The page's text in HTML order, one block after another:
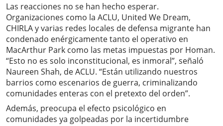
Las reacciones no se han hecho esperar.
Organizaciones como la ACLU, United We Dream,
CHIRLA y varias redes locales de defensa migrante han
condenado enérgicamente tanto el operativo en
MacArthur Park como las metas impuestas por Homan.
“Esto no es solo inconstitucional, es inmoral”, señaló
Naureen Shah, de ACLU. “Están utilizando nuestros
barrios como escenarios de guerra, criminalizando
comunidades enteras con el pretexto del orden”.
Además, preocupa el efecto psicológico en
comunidades ya golpeadas por la incertidumbre